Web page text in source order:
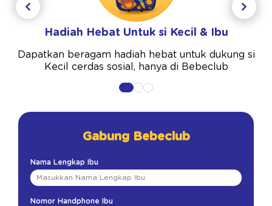
Hadiah Hebat Untuk si Kecil & Ibu
Dapatkan beragam hadiah hebat untuk dukung si
Kecil cerdas sosial, hanya di Bebeclub
Gabung Bebeclub
Nama Lengkap Ibu
Nomor Handphone Ibu